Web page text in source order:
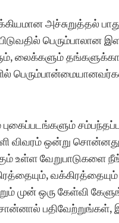
அச்சுறுத்தல்
பெரும்பாலான
லைக்களும்
விவரம் ஒன்று
உள்ள வேறுபாடுகளை
முன் ஒரு கேள்வி
பதிவேற்றுங்கள்,